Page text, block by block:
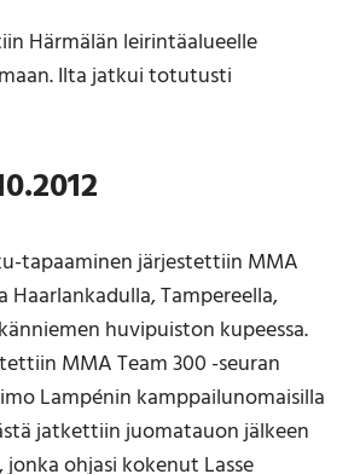
Härmälän leirintäalueelle
Ilta jatkui totutusti
tapaaminen järjestettiin MMA
Haarlankadulla, Tampereella,
huvipuiston kupeessa.
MMA Team 300 -seuran
Lampénin kamppailunomaisilla
jatkettiin juomatauon jälkeen
ohjasi kokenut Lasse